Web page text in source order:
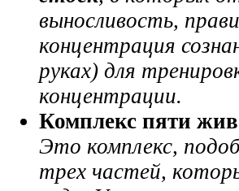
выносливость,
концентрация
руках) для
концентрации.
Комплекс пяти
Это комплекс,
трех частей,